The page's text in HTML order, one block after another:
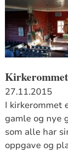
Kirkerommet
27.11.2015
I kirkerommet
gamle og nye
som alle har
oppgave og